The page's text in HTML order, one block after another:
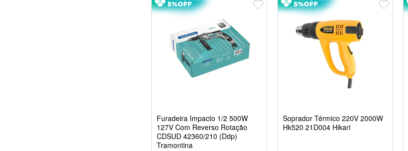
Furadeira Impacto 1/2 500W
127V Com Reverso Rotação
CDSUD 42360/210 (Ddp)
Tramontina
Soprador Térmico 220V 2000W
Hk520 21D004 Hikari